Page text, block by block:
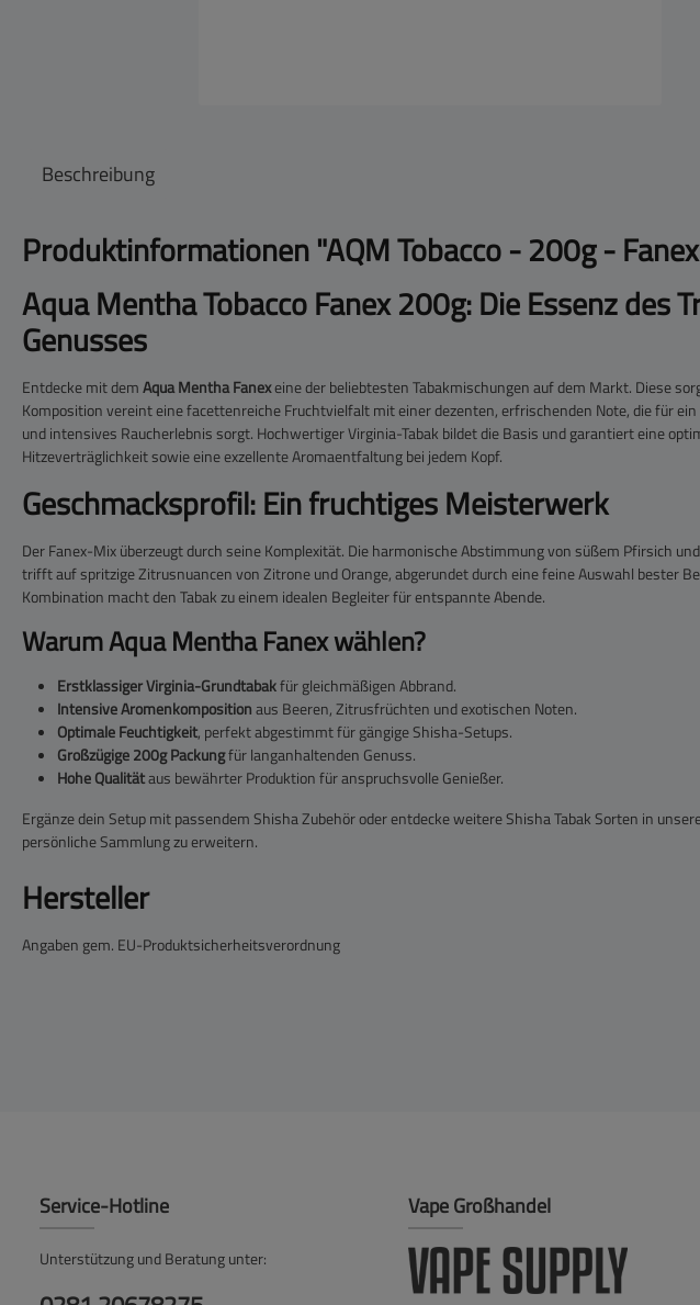
Beschreibung
Produktinformationen "AQM Tobacco - 200g -
Aqua Mentha Tobacco Fanex 200g: Die Essenz des
Genusses
Entdecke mit demAqua Mentha Fanexeine der beliebtesten Tabakmischungen auf dem Markt. Diese
Komposition vereint eine facettenreiche Fruchtvielfalt mit einer dezenten, erfrischenden Note, die für
und intensives Raucherlebnis sorgt. Hochwertiger Virginia-Tabak bildet die Basis und garantiert eine
Hitzeverträglichkeit sowie eine exzellente Aromaentfaltung bei jedem Kopf.
Geschmacksprofil: Ein fruchtiges Meisterwerk
Der Fanex-Mix überzeugt durch seine Komplexität. Die harmonische Abstimmung von süßem Pfirsich
trifft auf spritzige Zitrusnuancen von Zitrone und Orange, abgerundet durch eine feine Auswahl bester
Kombination macht den Tabak zu einem idealen Begleiter für entspannte Abende.
Warum Aqua Mentha Fanex wählen?
Erstklassiger Virginia-Grundtabakfür gleichmäßigen Abbrand.
Intensive Aromenkompositionaus Beeren, Zitrusfrüchten und exotischen Noten.
Optimale Feuchtigkeit, perfekt abgestimmt für gängige Shisha-Setups.
Großzügige 200g Packungfür langanhaltenden Genuss.
Hohe Qualitätaus bewährter Produktion für anspruchsvolle Genießer.
Ergänze dein Setup mit passendem Shisha Zubehör oder entdecke weitere Shisha Tabak Sorten in
persönliche Sammlung zu erweitern.
Hersteller
Angaben gem. EU-Produktsicherheitsverordnung
Service-Hotline
Unterstützung und Beratung unter:
Vape Großhandel